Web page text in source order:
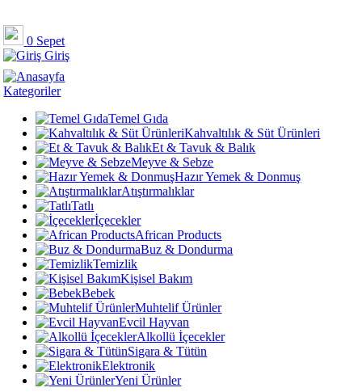
0 Sepet
Giriş
Kategoriler
Temel Gıda
Kahvaltılık & Süt Ürünleri
Et & Tavuk & Balık
Meyve & Sebze
Hazır Yemek & Donmuş
Atıştırmalıklar
Tatlı
İçecekler
African Products
Buz & Dondurma
Temizlik
Kişisel Bakım
Bebek
Muhtelif Ürünler
Evcil Hayvan
Alkollü İçecekler
Sigara & Tütün
Elektronik
Yeni Ürünler